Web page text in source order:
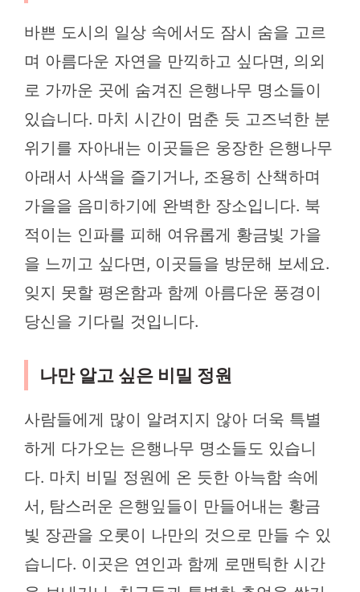
바쁜 도시의 일상 속에서도 잠시 숨을 고르
며 아름다운 자연을 만끽하고 싶다면, 의외
로 가까운 곳에 숨겨진 은행나무 명소들이
있습니다. 마치 시간이 멈춘 듯 고즈넉한 분
위기를 자아내는 이곳들은 웅장한 은행나무
아래서 사색을 즐기거나, 조용히 산책하며
가을을 음미하기에 완벽한 장소입니다. 북
적이는 인파를 피해 여유롭게 황금빛 가을
을 느끼고 싶다면, 이곳들을 방문해 보세요.
잊지 못할 평온함과 함께 아름다운 풍경이
당신을 기다릴 것입니다.
나만 알고 싶은 비밀 정원
사람들에게 많이 알려지지 않아 더욱 특별
하게 다가오는 은행나무 명소들도 있습니
다. 마치 비밀 정원에 온 듯한 아늑함 속에
서, 탐스러운 은행잎들이 만들어내는 황금
빛 장관을 오롯이 나만의 것으로 만들 수 있
습니다. 이곳은 연인과 함께 로맨틱한 시간